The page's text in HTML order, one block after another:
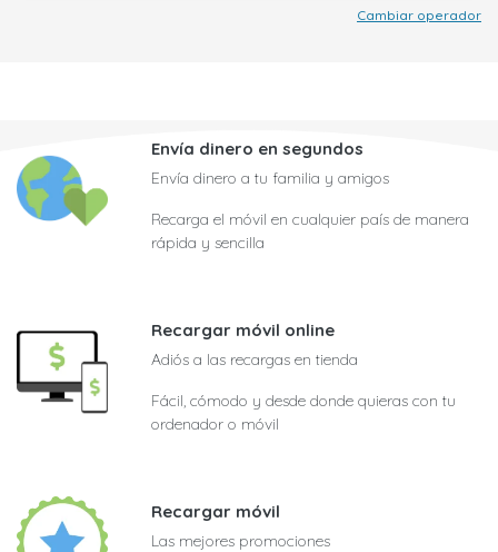
Cambiar operador
Envía dinero en segundos
Envía dinero a tu familia y amigos
Recarga el móvil en cualquier país de manera
rápida y sencilla
Recargar móvil online
Adiós a las recargas en tienda
Fácil, cómodo y desde donde quieras con tu
ordenador o móvil
Recargar móvil
Las mejores promociones